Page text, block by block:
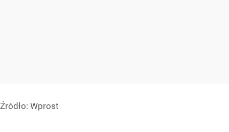
Źródło: Wprost